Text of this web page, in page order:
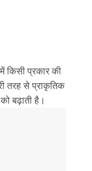
किसी प्रकार की
तरह से प्राकृतिक
बढ़ाती है।